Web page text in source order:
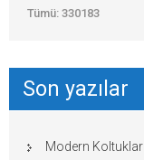
Tümü: 330183
Son yazılar
Modern Koltuklar